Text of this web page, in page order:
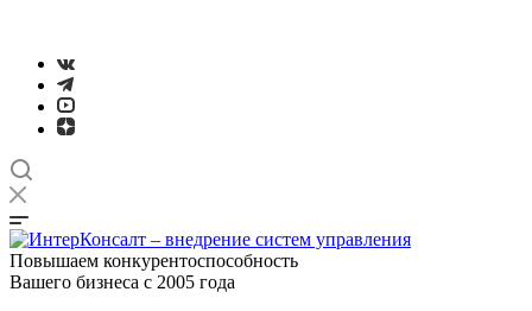
Повышаем конкурентоспособность
Вашего бизнеса с 2005 года